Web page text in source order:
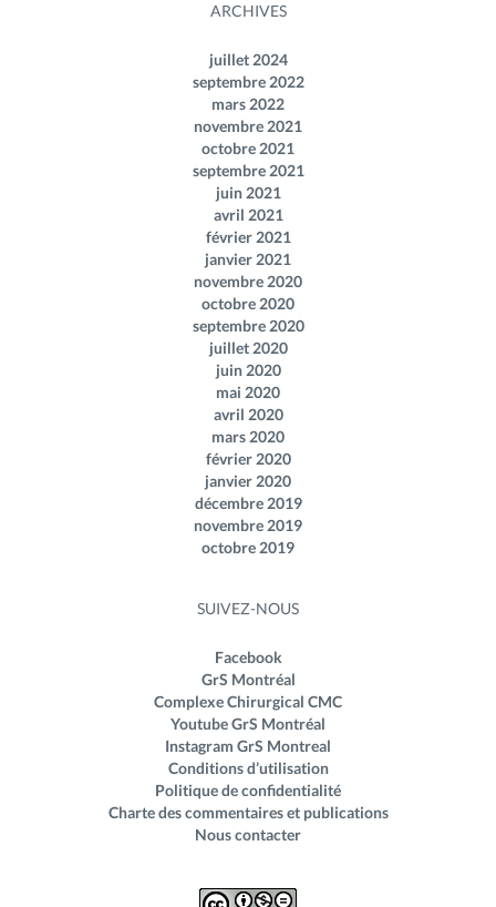
ARCHIVES
juillet 2024
septembre 2022
mars 2022
novembre 2021
octobre 2021
septembre 2021
juin 2021
avril 2021
février 2021
janvier 2021
novembre 2020
octobre 2020
septembre 2020
juillet 2020
juin 2020
mai 2020
avril 2020
mars 2020
février 2020
janvier 2020
décembre 2019
novembre 2019
octobre 2019
SUIVEZ-NOUS
Facebook
GrS Montréal
Complexe Chirurgical CMC
Youtube GrS Montréal
Instagram GrS Montreal
Conditions d’utilisation
Politique de confidentialité
Charte des commentaires et publications
Nous contacter